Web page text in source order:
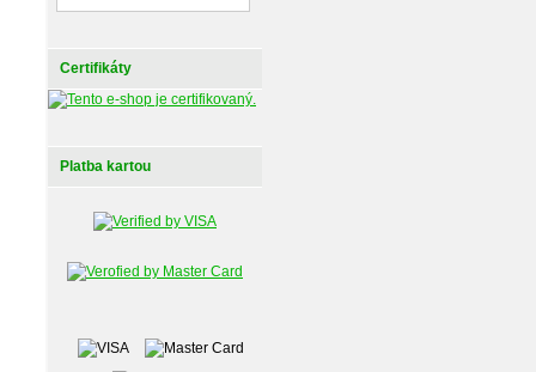
Certifikáty
Platba kartou